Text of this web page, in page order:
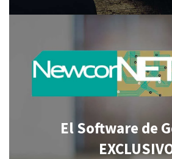
El Software de